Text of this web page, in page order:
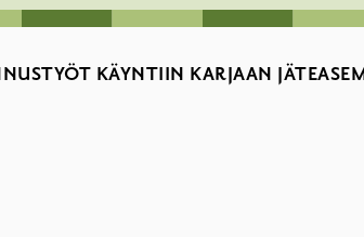
KÄYNTIIN KARJAAN